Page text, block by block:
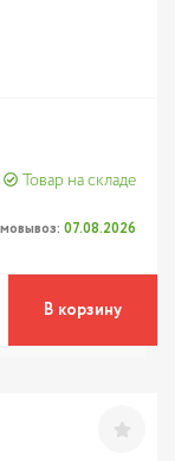
Товар на складе
07.08.2026
В корзину